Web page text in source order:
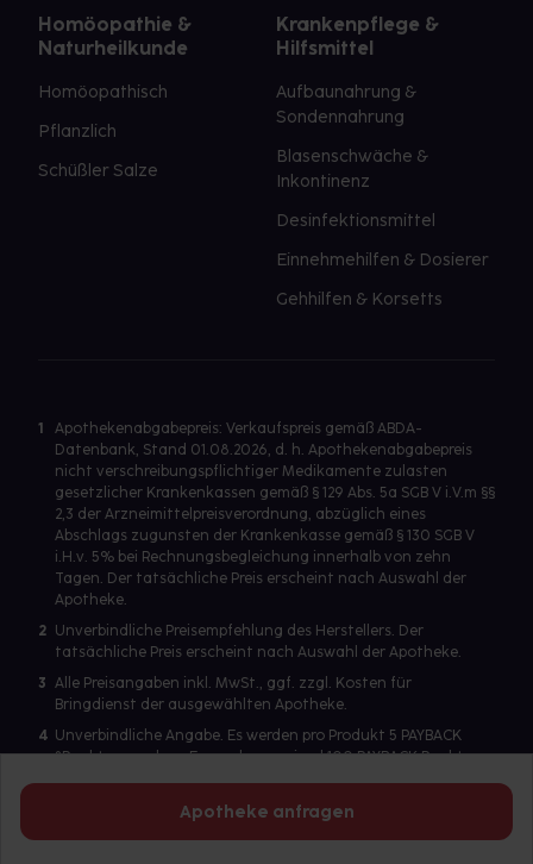
Apotheke anfragen
Homöopathie &
Naturheilkunde
Homöopathisch
Pflanzlich
Schüßler Salze
Krankenpflege &
Hilfsmittel
Aufbaunahrung &
Sondennahrung
Blasenschwäche &
Inkontinenz
Desinfektionsmittel
Einnehmehilfen & Dosierer
Gehhilfen & Korsetts
1
Apothekenabgabepreis: Verkaufspreis gemäß ABDA-
Datenbank, Stand 01.08.2026, d. h. Apothekenabgabepreis
nicht verschreibungspflichtiger Medikamente zulasten
gesetzlicher Krankenkassen gemäß § 129 Abs. 5a SGB V i.V.m §§
2,3 der Arzneimittelpreisverordnung, abzüglich eines
Abschlags zugunsten der Krankenkasse gemäß § 130 SGB V
i.H.v. 5% bei Rechnungsbegleichung innerhalb von zehn
Tagen. Der tatsächliche Preis erscheint nach Auswahl der
Apotheke.
2 Unverbindliche Preisempfehlung des Herstellers. Der
tatsächliche Preis erscheint nach Auswahl der Apotheke.
3 Alle Preisangaben inkl. MwSt., ggf. zzgl. Kosten für
Bringdienst der ausgewählten Apotheke.
4 Unverbindliche Angabe. Es werden pro Produkt 5 PAYBACK
°Punkte vergeben. Es werden maximal 100 PAYBACK Punkte
abgegebene Artikel werden keine PAYBACK Punkte vergeben.
Es wird ein Benutzerkonto benötigt, um die PAYBACK-